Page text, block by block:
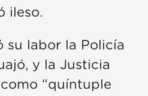
ileso.
su labor la Policía
y la Justicia
“quíntuple